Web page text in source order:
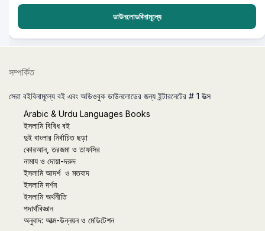
ডাউনলোডবিনামূল্যে
সম্পর্কিত
সেরা বইবিনামূল্যে বই এবং অডিওবুক ডাউনলোডের জন্য ইন্টারনেটের # 1 উত্স
Arabic & Urdu Languages Books
ইসলামি বিবিধ বই
দুই বাংলার নির্বাচিত ছড়া
কোরআন, তরজমা ও তাফসির
নামায ও দোয়া-দরুদ
ইসলামি আদর্শ ও মতবাদ
ইসলামি দর্শন
ইসলামি অর্থনীতি
পদার্থবিজ্ঞান
অনুবাদ: আত্ম-উন্নয়ন ও মেডিটেশন